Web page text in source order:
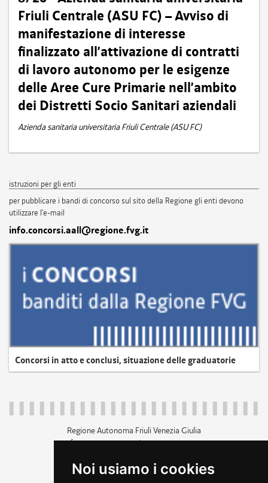
Noi usiamo i cookies
Friuli Centrale (ASU FC) – Avviso di
manifestazione di interesse
finalizzato all’attivazione di contratti
di lavoro autonomo per le esigenze
delle Aree Cure Primarie nell’ambito
dei Distretti Socio Sanitari aziendali
Azienda sanitaria universitaria Friuli Centrale (ASU FC)
istruzioni per gli enti
per pubblicare i bandi di concorso sul sito della Regione gli enti devono
utilizzare l'e-mail
info.concorsi.aall@regione.fvg.it
Concorsi in atto e conclusi, situazione delle graduatorie
Regione Autonoma Friuli Venezia Giulia
c.f. 80014930327; p.iva 00526040324
+39 040 3771111